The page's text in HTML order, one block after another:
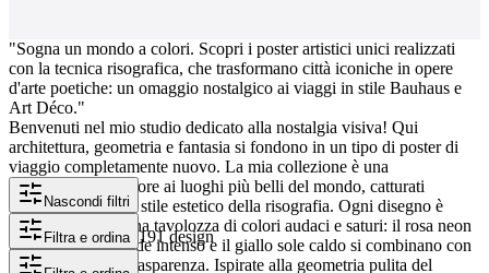
"Sogna un mondo a colori. Scopri i poster artistici unici realizzati
con la tecnica risografica, che trasformano città iconiche in opere
d'arte poetiche: un omaggio nostalgico ai viaggi in stile Bauhaus e
Art Déco."
Benvenuti nel mio studio dedicato alla nostalgia visiva! Qui
architettura, geometria e fantasia si fondono in un tipo di poster di
viaggio completamente nuovo. La mia collezione è una
dichiarazione d'amore ai luoghi più belli del mondo, catturati
nell'inconfondibile stile estetico della risografia. Ogni disegno è
caratterizzato da una tavolozza di colori audaci e saturi: il rosa neon
brillante, il blu-verde intenso e il giallo sole caldo si combinano con
eleganti effetti di trasparenza. Ispirate alla geometria pulita del
Nascondi filtri
Filtra e ordina 191 design